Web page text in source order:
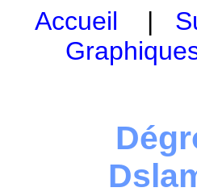
Accueil |